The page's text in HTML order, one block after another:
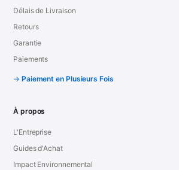
Délais de Livraison
Retours
Garantie
Paiements
Paiement en Plusieurs Fois
À propos
L'Entreprise
Guides d'Achat
Impact Environnemental